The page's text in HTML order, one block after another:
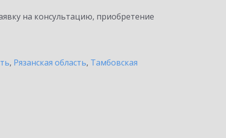
на консультацию, приобретение
, Рязанская область, Тамбовская